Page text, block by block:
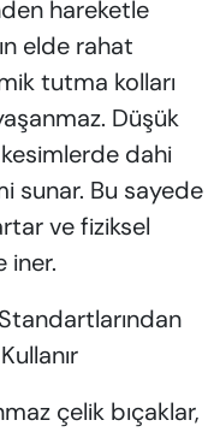
hareketle
elde rahat
tutma kolları
Düşük
dahi
sunar. Bu sayede
ve fiziksel
iner.
çelik bıçaklar,